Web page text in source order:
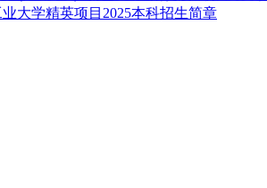
大学精英项目2025本科招生简章